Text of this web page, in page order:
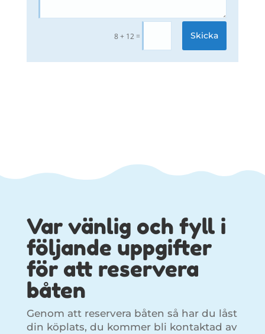
8 + 12= Skicka
Var vänlig och fyll i
följande uppgifter
för att reservera
båten
Genom att reservera båten så har du låst
din köplats, du kommer bli kontaktad av